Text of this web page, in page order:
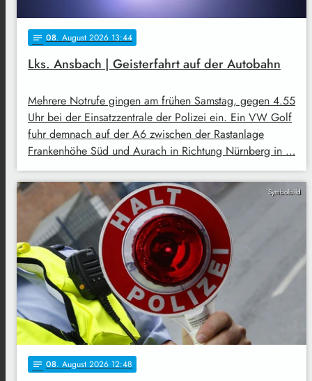
notes 08. August 2026 13:44
Lks. Ansbach | Geisterfahrt auf der Autobahn
Mehrere Notrufe gingen am frühen Samstag, gegen 4.55
Uhr bei der Einsatzzentrale der Polizei ein. Ein VW Golf
fuhr demnach auf der A6 zwischen der Rastanlage
Frankenhöhe Süd und Aurach in Richtung Nürnberg in …
Symbolbild
notes 08. August 2026 12:48